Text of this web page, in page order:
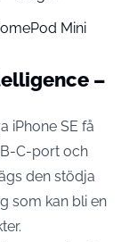
Mini
–
iPhone SE få
C-port och
den stödja
som kan bli en